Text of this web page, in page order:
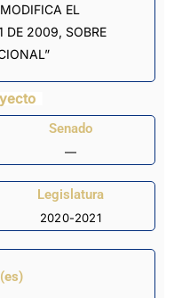
EL
DE 2009, SOBRE
Senado
—
Legislatura
2020-2021